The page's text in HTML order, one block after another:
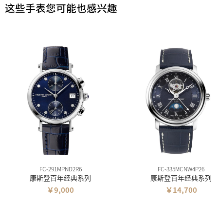
这些手表您可能也感兴趣
FC-291MPND2R6
康斯登百年经典系列
￥9,000
FC-335MCNW4P26
康斯登百年经典系列
￥14,700